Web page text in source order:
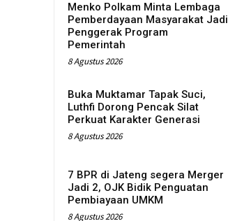
Menko Polkam Minta Lembaga
Pemberdayaan Masyarakat Jadi
Penggerak Program
Pemerintah
8 Agustus 2026
Buka Muktamar Tapak Suci,
Luthfi Dorong Pencak Silat
Perkuat Karakter Generasi
8 Agustus 2026
7 BPR di Jateng segera Merger
Jadi 2, OJK Bidik Penguatan
Pembiayaan UMKM
8 Agustus 2026